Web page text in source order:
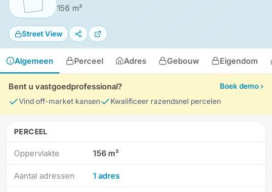
156 m²
Street View
Algemeen Perceel Adres Gebouw Eigendom
Bent u vastgoedprofessional?
Boek demo ›
Vind off-market kansen
Kwalificeer razendsnel percelen
PERCEEL
Oppervlakte 156 m²
Aantal adressen 1 adres